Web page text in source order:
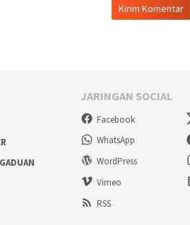
JARINGAN SOCIAL
Facebook
WhatsApp
WordPress
Vimeo
RSS